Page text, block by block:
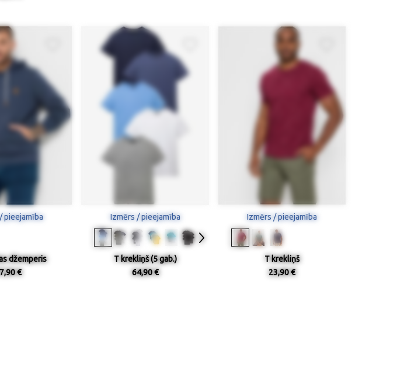
pieejamība
džemperis
€
Izmērs / pieejamība
T krekliņš (5 gab.)
64,90 €
Izmērs / pieejamība
T krekliņš
23,90 €